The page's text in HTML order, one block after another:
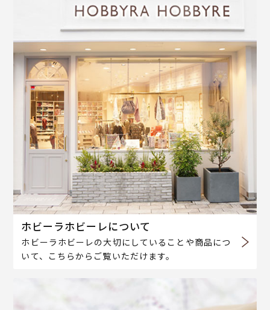
ホビーラホビーレについて
ホビーラホビーレの大切にしていることや商品につ
いて、こちらからご覧いただけます。